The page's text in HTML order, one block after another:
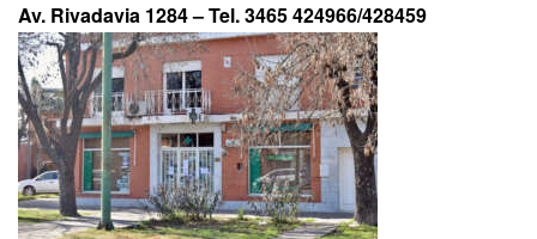
Av. Rivadavia 1284 –Tel. 3465 424966/428459